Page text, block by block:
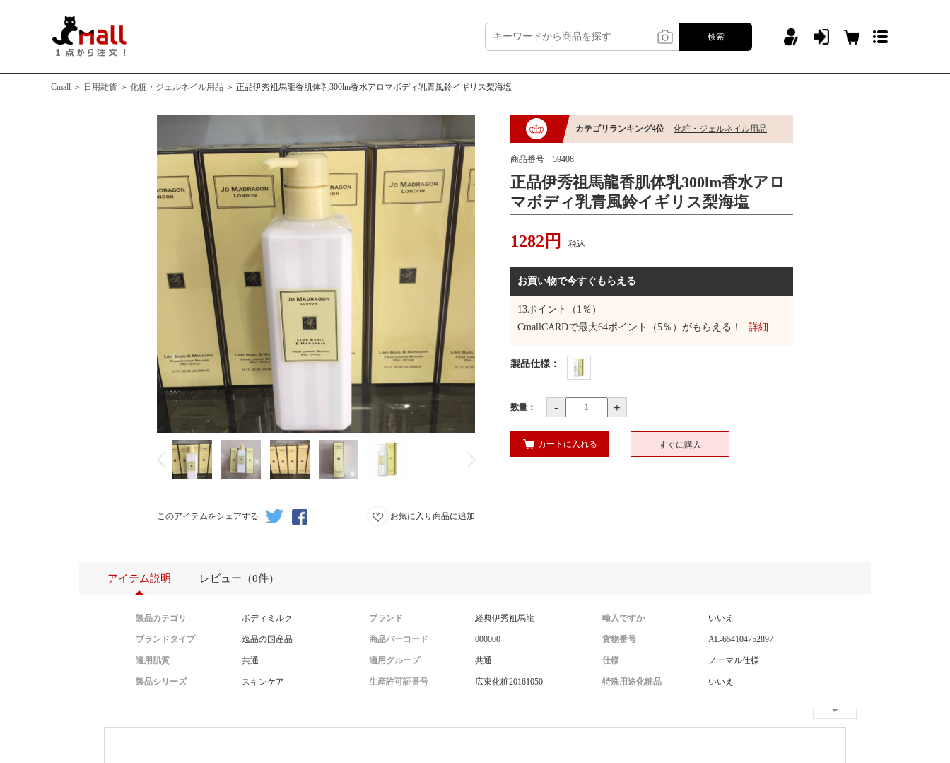
検索
Cmall ＞ 日用雑貨 ＞ 化粧・ジェルネイル用品 ＞ 正品伊秀祖馬龍香肌体乳300lm香水アロマボディ乳青風鈴イギリス梨海塩
このアイテムをシェアする お気に入り商品に追加
カテゴリランキング4位 化粧・ジェルネイル用品
商品番号 59408
正品伊秀祖馬龍香肌体乳300lm香水アロ
マボディ乳青風鈴イギリス梨海塩
1282 円 税込
お買い物で今すぐもらえる
13ポイント（1％）
CmallCARDで最大64ポイント（5％）がもらえる！ 詳細
製品仕様 ：
数量： - +
カートに入れる すぐに購入
アイテム説明 レビュー（0件）
製品カテゴリ ボディミルク ブランド 経典伊秀祖馬龍 輸入ですか いいえ
ブランドタイプ 逸品の国産品 商品バーコード 000000 貨物番号 AL-654104752897
適用肌質 共通 適用グループ 共通 仕様 ノーマル仕様
製品シリーズ スキンケア 生産許可証番号 広東化粧20161050 特殊用途化粧品 いいえ